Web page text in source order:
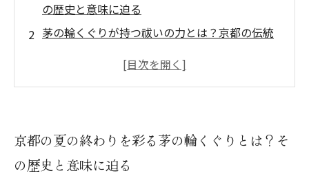
の歴史と意味に迫る
茅の輪くぐりが持つ祓いの力とは？京都の伝統
茅の輪くぐりの舞台、京都の神社で繰り広げら
かった心の変化と魅力
伝統を守り続ける京都の人々と共に味わう、茅
京都の夏の終わりを彩る茅の輪くぐりとは？そ
の歴史と意味に迫る